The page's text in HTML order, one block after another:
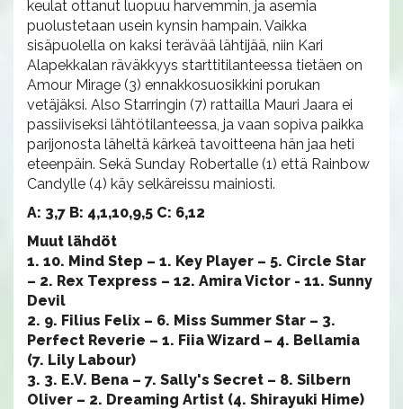
keulat ottanut luopuu harvemmin, ja asemia
puolustetaan usein kynsin hampain. Vaikka
sisäpuolella on kaksi terävää lähtijää, niin Kari
Alapekkalan räväkkyys starttitilanteessa tietäen on
Amour Mirage (3) ennakkosuosikkini porukan
vetäjäksi. Also Starringin (7) rattailla Mauri Jaara ei
passiiviseksi lähtötilanteessa, ja vaan sopiva paikka
parijonosta läheltä kärkeä tavoitteena hän jaa heti
eteenpäin. Sekä Sunday Robertalle (1) että Rainbow
Candylle (4) käy selkäreissu mainiosti.
A: 3,7 B: 4,1,10,9,5 C: 6,12
Muut lähdöt
1. 10. Mind Step – 1. Key Player – 5. Circle Star
– 2. Rex Texpress – 12. Amira Victor - 11. Sunny
Devil
2. 9. Filius Felix – 6. Miss Summer Star – 3.
Perfect Reverie – 1. Fiia Wizard – 4. Bellamia
(7. Lily Labour)
3. 3. E.V. Bena – 7. Sally's Secret – 8. Silbern
Oliver – 2. Dreaming Artist (4. Shirayuki Hime)